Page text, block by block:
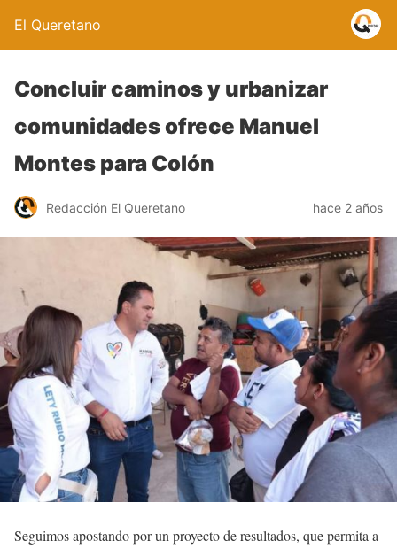
El Queretano
Concluir caminos y urbanizar
comunidades ofrece Manuel
Montes para Colón
Redacción El Queretano hace 2 años
Seguimos apostando por un proyecto de resultados, que permita a